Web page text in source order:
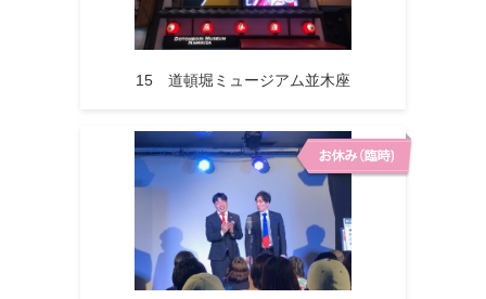
15 道頓堀ミュージアム並木座